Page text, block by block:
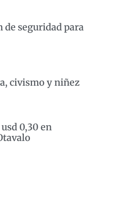
seguridad para
civismo y niñez
0,30 en